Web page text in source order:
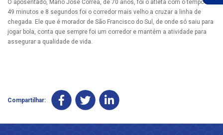
O aposentado, Mario José Correa, de 70 anos, foi o atleta com o tempo de
49 minutos e 8 segundos foi o corredor mais velho a cruzar a linha de
chegada. Ele que é morador de São Francisco do Sul, de onde só saiu para
jogar bola, conta que sempre foi um corredor e mantém a atividade para
assegurar a qualidade de vida.
Compartilhar: